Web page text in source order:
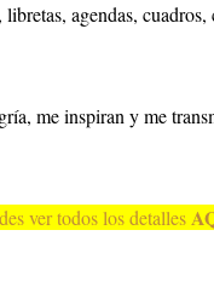
agendas,
me inspiran y me
ver todos los detalles